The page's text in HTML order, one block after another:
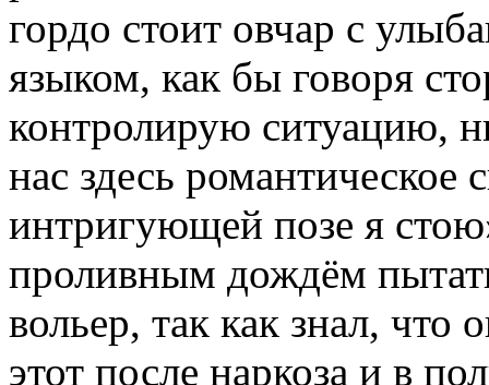
гордо стоит овчар с
языком, как бы говоря
контролирую ситуацию,
нас здесь романтическое
интригующей позе я
проливным дождём
вольер, так как знал, что
этот после наркоза и в